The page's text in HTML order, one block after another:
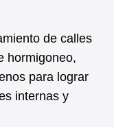
de calles
hormigoneo,
para lograr
internas y